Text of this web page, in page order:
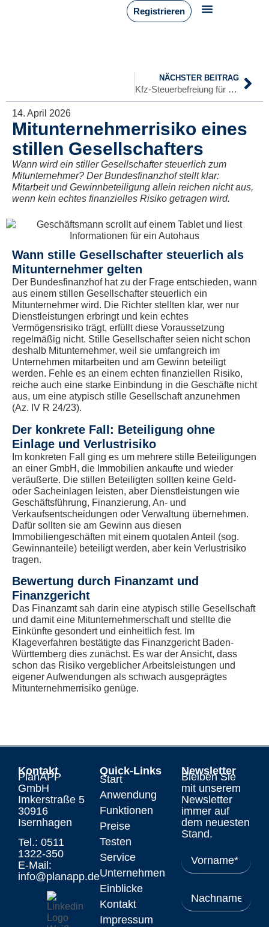
Registrieren
NÄCHSTER BEITRAG
Kfz-Steuerbefreiung für reine Elektrofahrzeuge verlängert
14. April 2026
Mitunternehmerrisiko eines
stillen Gesellschafters
Wann wird ein stiller Gesellschafter steuerlich zum
Mitunternehmer? Der Bundesfinanzhof stellt klar:
Mitarbeit und Gewinnbeteiligung allein reichen nicht aus,
wenn kein echtes finanzielles Risiko getragen wird.
Wann stille Gesellschafter steuerlich als
Mitunternehmer gelten
Der Bundesfinanzhof hat zu der Frage entschieden, wann
aus einem stillen Gesellschafter steuerlich ein
Mitunternehmer wird. Die Richter stellten klar, wer nur
Dienstleistungen erbringt und kein echtes
Vermögensrisiko trägt, erfüllt diese Voraussetzung
regelmäßig nicht. Stille Gesellschafter seien nicht schon
deshalb Mitunternehmer, weil sie umfangreich im
Unternehmen mitarbeiten und am Gewinn beteiligt
werden. Fehle es an einem echten finanziellen Risiko,
reiche auch eine starke Einbindung in die Geschäfte nicht
aus, um eine atypisch stille Gesellschaft anzunehmen
(Az. IV R 24/23).
Der konkrete Fall: Beteiligung ohne
Einlage und Verlustrisiko
Im konkreten Fall ging es um mehrere stille Beteiligungen
an einer GmbH, die Immobilien ankaufte und wieder
veräußerte. Die stillen Beteiligten sollten keine Geld-
oder Sacheinlagen leisten, aber Dienstleistungen wie
Geschäftsführung, Finanzierung, An- und
Verkaufsentscheidungen oder Verwaltung übernehmen.
Dafür sollten sie am Gewinn aus diesen
Immobiliengeschäften mit einem quotalen Anteil (sog.
Gewinnanteile) beteiligt werden, aber kein Verlustrisiko
tragen.
Bewertung durch Finanzamt und
Finanzgericht
Das Finanzamt sah darin eine atypisch stille Gesellschaft
und damit eine Mitunternehmerschaft und stellte die
Einkünfte gesondert und einheitlich fest. Im
Klageverfahren bestätigte das Finanzgericht Baden-
Württemberg dies zunächst. Es war der Ansicht, dass
schon das Risiko vergeblicher Arbeitsleistungen und
eigener Aufwendungen als schwach ausgeprägtes
Mitunternehmerrisiko genüge.
Kontakt
PlanAPP
GmbH
Imkerstraße 5
30916
Isernhagen
Tel.: 0511
1322-350
E-Mail:
info@planapp.de
Quick-Links
Start
Anwendung
Funktionen
Preise
Testen
Service
Unternehmen
Einblicke
Kontakt
Impressum
Newsletter
Bleiben Sie
mit unserem
Newsletter
immer auf
dem neuesten
Stand.